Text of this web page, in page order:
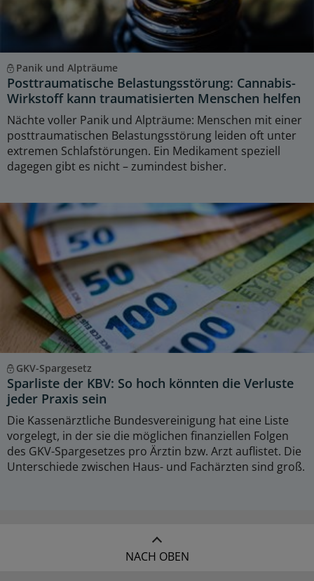
Panik und Alpträume
Posttraumatische Belastungsstörung: Cannabis-
Wirkstoff kann traumatisierten Menschen helfen
Nächte voller Panik und Alpträume: Menschen mit einer
posttraumatischen Belastungsstörung leiden oft unter
extremen Schlafstörungen. Ein Medikament speziell
dagegen gibt es nicht – zumindest bisher.
GKV-Spargesetz
Sparliste der KBV: So hoch könnten die Verluste
jeder Praxis sein
Die Kassenärztliche Bundesvereinigung hat eine Liste
vorgelegt, in der sie die möglichen finanziellen Folgen
des GKV-Spargesetzes pro Ärztin bzw. Arzt auflistet. Die
Unterschiede zwischen Haus- und Fachärzten sind groß.
NACH OBEN